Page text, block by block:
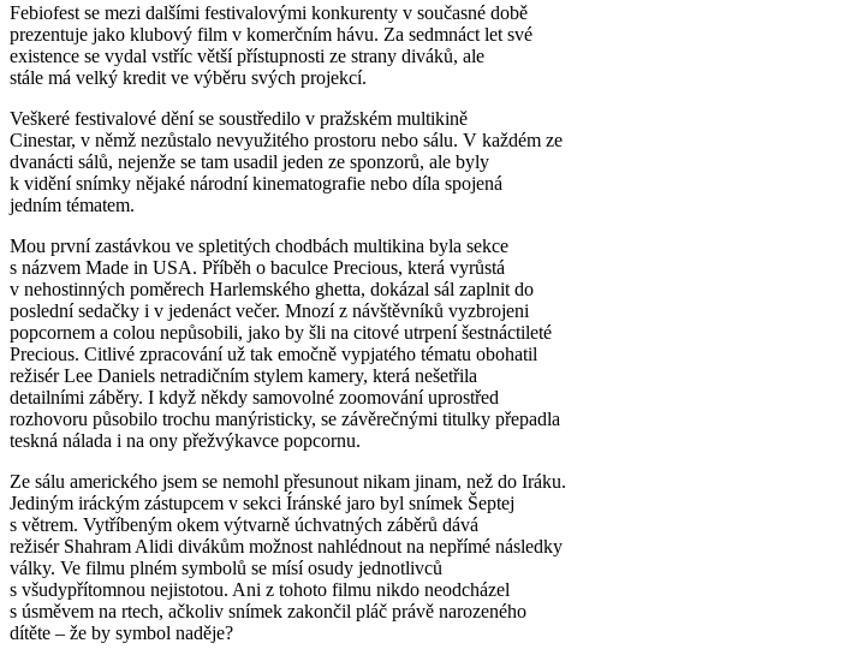
Febiofest se mezi dalšími festivalovými konkurenty v současné době
prezentuje jako klubový film v komerčním hávu. Za sedmnáct let své
existence se vydal vstříc větší přístupnosti ze strany diváků, ale
stále má velký kredit ve výběru svých projekcí.
Veškeré festivalové dění se soustředilo v pražském multikině
Cinestar, v němž nezůstalo nevyužitého prostoru nebo sálu. V každém ze
dvanácti sálů, nejenže se tam usadil jeden ze sponzorů, ale byly
k vidění snímky nějaké národní kinematografie nebo díla spojená
jedním tématem.
Mou první zastávkou ve spletitých chodbách multikina byla sekce
s názvem Made in USA. Příběh o baculce Precious, která vyrůstá
v nehostinných poměrech Harlemského ghetta, dokázal sál zaplnit do
poslední sedačky i v jedenáct večer. Mnozí z návštěvníků vyzbrojeni
popcornem a colou nepůsobili, jako by šli na citové utrpení šestnáctileté
Precious. Citlivé zpracování už tak emočně vypjatého tématu obohatil
režisér Lee Daniels netradičním stylem kamery, která nešetřila
detailními záběry. I když někdy samovolné zoomování uprostřed
rozhovoru působilo trochu manýristicky, se závěrečnými titulky přepadla
teskná nálada i na ony přežvýkavce popcornu.
Ze sálu amerického jsem se nemohl přesunout nikam jinam, než do Iráku.
Jediným iráckým zástupcem v sekci Íránské jaro byl snímek Šeptej
s větrem. Vytříbeným okem výtvarně úchvatných záběrů dává
režisér Shahram Alidi divákům možnost nahlédnout na nepřímé následky
války. Ve filmu plném symbolů se mísí osudy jednotlivců
s všudypřítomnou nejistotou. Ani z tohoto filmu nikdo neodcházel
s úsměvem na rtech, ačkoliv snímek zakončil pláč právě narozeného
dítěte – že by symbol naděje?